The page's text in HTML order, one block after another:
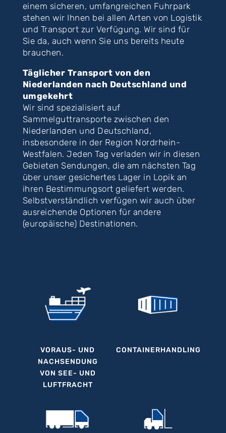
einem sicheren, umfangreichen Fuhrpark
stehen wir Ihnen bei allen Arten von Logistik
und Transport zur Verfügung. Wir sind für
Sie da, auch wenn Sie uns bereits heute
brauchen.
Täglicher Transport von den
Niederlanden nach Deutschland und
umgekehrt
Wir sind spezialisiert auf
Sammelguttransporte zwischen den
Niederlanden und Deutschland,
insbesondere in der Region Nordrhein-
Westfalen. Jeden Tag verladen wir in diesen
Gebieten Sendungen, die am nächsten Tag
über unser gesichertes Lager in Lopik an
ihren Bestimmungsort geliefert werden.
Selbstverständlich verfügen wir auch über
ausreichende Optionen für andere
(europäische) Destinationen.
VORAUS- UND
NACHSENDUNG
VON SEE- UND
LUFTFRACHT
CONTAINERHANDLING